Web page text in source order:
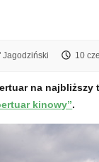
Jagodziński 10
na
kinowy”.